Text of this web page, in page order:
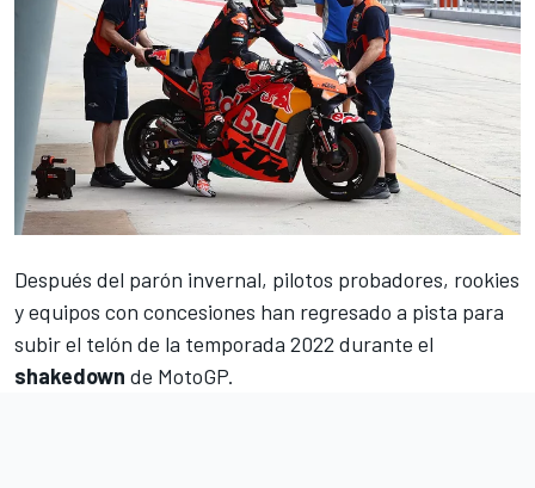
Después del parón invernal, pilotos probadores, rookies
y equipos con concesiones han regresado a pista para
subir el telón de la temporada 2022 durante el
shakedown de MotoGP.